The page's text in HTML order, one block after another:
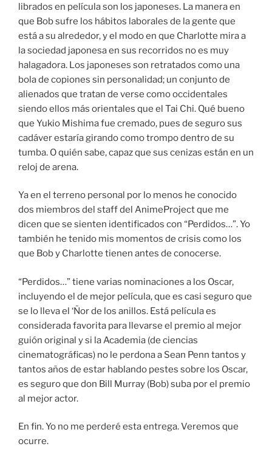
librados en película son los japoneses. La manera en
que Bob sufre los hábitos laborales de la gente que
está a su alrededor, y el modo en que Charlotte mira a
la sociedad japonesa en sus recorridos no es muy
halagadora. Los japoneses son retratados como una
bola de copiones sin personalidad; un conjunto de
alienados que tratan de verse como occidentales
siendo ellos más orientales que el Tai Chi. Qué bueno
que Yukio Mishima fue cremado, pues de seguro sus
cadáver estaría girando como trompo dentro de su
tumba. O quién sabe, capaz que sus cenizas están en un
reloj de arena.
Ya en el terreno personal por lo menos he conocido
dos miembros del staff del AnimeProject que me
dicen que se sienten identificados con “Perdidos…”. Yo
también he tenido mis momentos de crisis como los
que Bob y Charlotte tienen antes de conocerse.
“Perdidos…” tiene varias nominaciones a los Oscar,
incluyendo el de mejor película, que es casi seguro que
se lo lleva el ‘Ñor de los anillos. Está película es
considerada favorita para llevarse el premio al mejor
guión original y si la Academia (de ciencias
cinematográficas) no le perdona a Sean Penn tantos y
tantos años de estar hablando pestes sobre los Oscar,
es seguro que don Bill Murray (Bob) suba por el premio
al mejor actor.
En fin. Yo no me perderé esta entrega. Veremos que
ocurre.